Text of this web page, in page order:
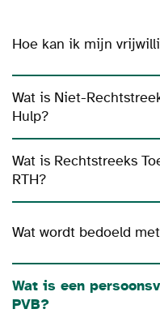
Hoe kan ik mijn
Wat is Niet-
Hulp?
Wat is Rechtstreeks
RTH?
Wat wordt bedoeld
Wat is een
PVB?